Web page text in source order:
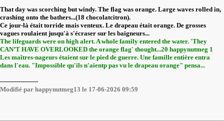
That day was scorching but windy. The flag was orange. Large waves rolled in,
crashing onto the bathers...(18 chocolatcitron).
Ce jour-là était torride mais venteux. Le drapeau était orange. De grosses
vagues roulaient jusqu'à s'écraser sur les baigneurs...
The lifeguards were on high alert. A whole family entered the water. 'They
CAN’T HAVE OVERLOOKED the orange flag' thought...20 happynutmeg 1
Les maîtres-nageurs étaient sur le pied de guerre. Une famille entière entra
dans l'eau. "Impossible qu'ils n'aientp pas vu le drapeau orange" pensa...
-------------------
Modifié par happynutmeg13 le 17-06-2026 09:59